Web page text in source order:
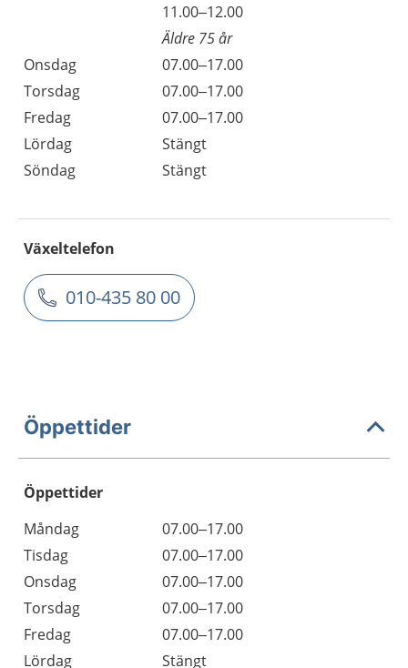
11.00–12.00
Äldre 75 år
Onsdag
07.00–17.00
Torsdag
07.00–17.00
Fredag
07.00–17.00
Lördag
Stängt
Söndag
Stängt
Växeltelefon
010-435 80 00
Öppettider
Öppettider
Dag
Öppettider
Kommentarer
Måndag
07.00–17.00
Tisdag
07.00–17.00
Onsdag
07.00–17.00
Torsdag
07.00–17.00
Fredag
07.00–17.00
Lördag
Stängt